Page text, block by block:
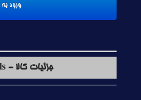
جزئیات کالا - Product details